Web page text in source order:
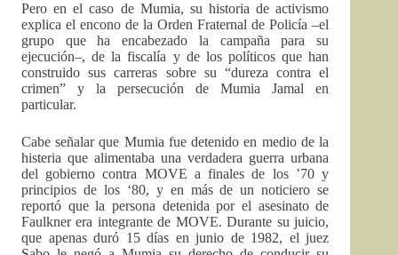
Pero en el caso de Mumia, su historia de activismo
explica el encono de la Orden Fraternal de Policía –el
grupo que ha encabezado la campaña para su
ejecución–, de la fiscalía y de los políticos que han
construido sus carreras sobre su “dureza contra el
crimen” y la persecución de Mumia Jamal en
particular.
Cabe señalar que Mumia fue detenido en medio de la
histeria que alimentaba una verdadera guerra urbana
del gobierno contra MOVE a finales de los ’70 y
principios de los ‘80, y en más de un noticiero se
reportó que la persona detenida por el asesinato de
Faulkner era integrante de MOVE. Durante su juicio,
que apenas duró 15 días en junio de 1982, el juez